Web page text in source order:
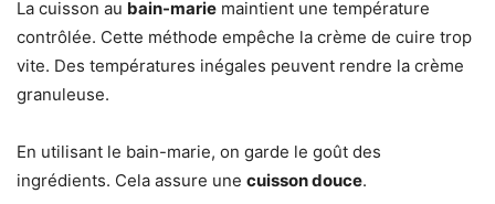
La cuisson au bain-marie maintient une température
contrôlée. Cette méthode empêche la crème de cuire trop
vite. Des températures inégales peuvent rendre la crème
granuleuse.
En utilisant le bain-marie, on garde le goût des
ingrédients. Cela assure une cuisson douce.